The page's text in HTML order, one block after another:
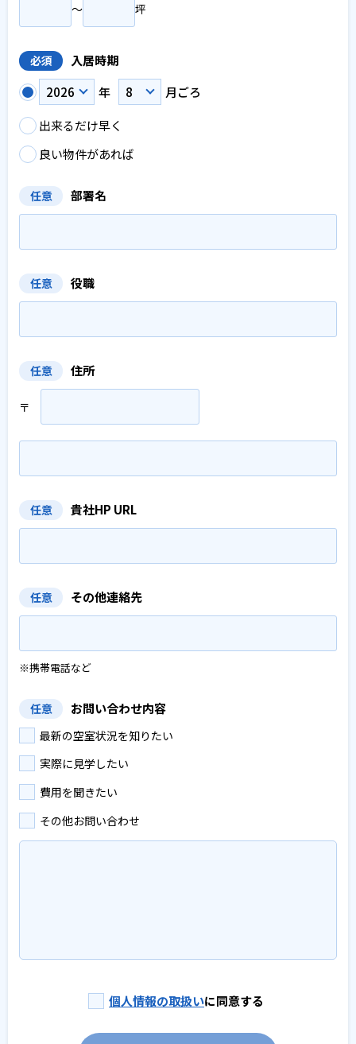
〜 坪
必須
入居時期
年
月ごろ
出来るだけ早く
良い物件があれば
任意 部署名
任意 役職
任意 住所
〒
任意 貴社HP URL
任意 その他連絡先
※携帯電話など
任意 お問い合わせ内容
最新の空室状況を知りたい
実際に見学したい
費用を聞きたい
その他お問い合わせ
個人情報の取扱いに同意する